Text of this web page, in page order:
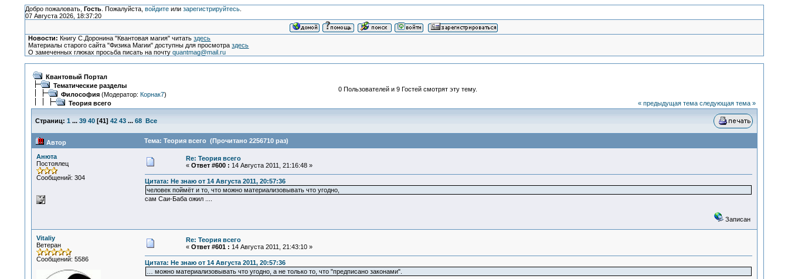
Добро пожаловать, Гость. Пожалуйста, войдитеили зарегистрируйтесь.
07 Августа 2026, 18:37:20
Новости: Книгу С.Доронина "Квантовая магия" читатьздесь
Материалы старого сайта "Физика Магии" доступны для просмотраздесь
О замеченных глюках просьба писать на почтуquantmag@mail.ru
Квантовый Портал
Тематические разделы
Философия(Модератор: Корнак7)
Теория всего
0 Пользователей и 9 Гостей смотрят эту тему.
« предыдущая тема следующая тема »
Страниц: 1 ... 39 40[41] 42 43 ... 68 Все
Автор Тема: Теория всего (Прочитано 2256710 раз)
Анюта
Постоялец
Сообщений: 304
Re: Теория всего
« Ответ #600 : 14 Августа 2011, 21:16:48 »
Цитата: Не знаю от 14 Августа 2011, 20:57:36
человек поймёт и то, что можно материализовывать что угодно,
сам Саи-Баба ожил ....
Записан
Vitaliy
Ветеран
Сообщений: 5586
Re: Теория всего
« Ответ #601 : 14 Августа 2011, 21:43:10 »
Цитата: Не знаю от 14 Августа 2011, 20:57:36
… можно материализовывать что угодно, а не только то, что "предписано законами".